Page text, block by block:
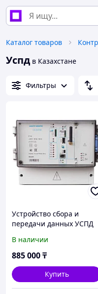
Каталог товаров
Успд в Казахстане
Фильтры
Устройство сбора и
передачи данных УСПД
для СПОДЕС
В наличии
885 000₸
Купить